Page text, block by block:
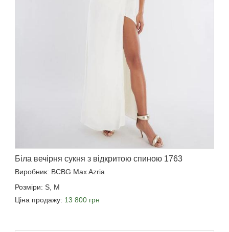
Біла вечірня сукня з відкритою спиною 1763
Виробник: BCBG Max Azria
Розміри: S, M
Ціна продажу: 13 800 грн